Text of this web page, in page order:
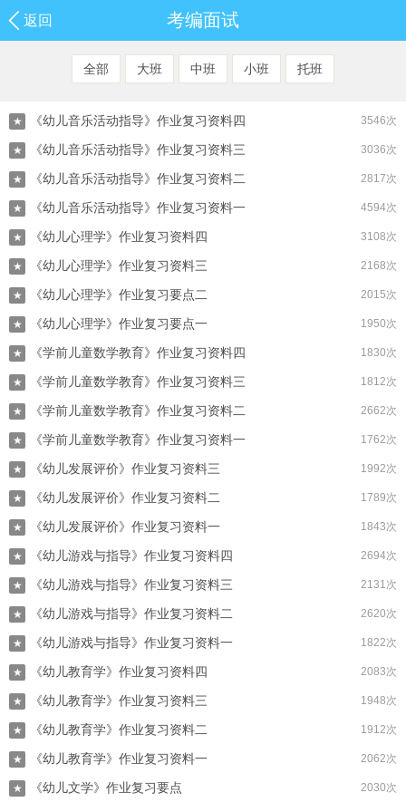
返回 考编面试
全部 大班 中班 小班 托班
3546次
★ 《幼儿音乐活动指导》作业复习资料四
3036次
★ 《幼儿音乐活动指导》作业复习资料三
2817次
★ 《幼儿音乐活动指导》作业复习资料二
4594次
★ 《幼儿音乐活动指导》作业复习资料一
3108次
★ 《幼儿心理学》作业复习资料四
2168次
★ 《幼儿心理学》作业复习资料三
2015次
★ 《幼儿心理学》作业复习要点二
1950次
★ 《幼儿心理学》作业复习要点一
1830次
★ 《学前儿童数学教育》作业复习资料四
1812次
★ 《学前儿童数学教育》作业复习资料三
2662次
★ 《学前儿童数学教育》作业复习资料二
1762次
★ 《学前儿童数学教育》作业复习资料一
1992次
★ 《幼儿发展评价》作业复习资料三
1789次
★ 《幼儿发展评价》作业复习资料二
1843次
★ 《幼儿发展评价》作业复习资料一
2694次
★ 《幼儿游戏与指导》作业复习资料四
2131次
★ 《幼儿游戏与指导》作业复习资料三
2620次
★ 《幼儿游戏与指导》作业复习资料二
1822次
★ 《幼儿游戏与指导》作业复习资料一
2083次
★ 《幼儿教育学》作业复习资料四
1948次
★ 《幼儿教育学》作业复习资料三
1912次
★ 《幼儿教育学》作业复习资料二
2062次
★ 《幼儿教育学》作业复习资料一
2030次
★ 《幼儿文学》作业复习要点